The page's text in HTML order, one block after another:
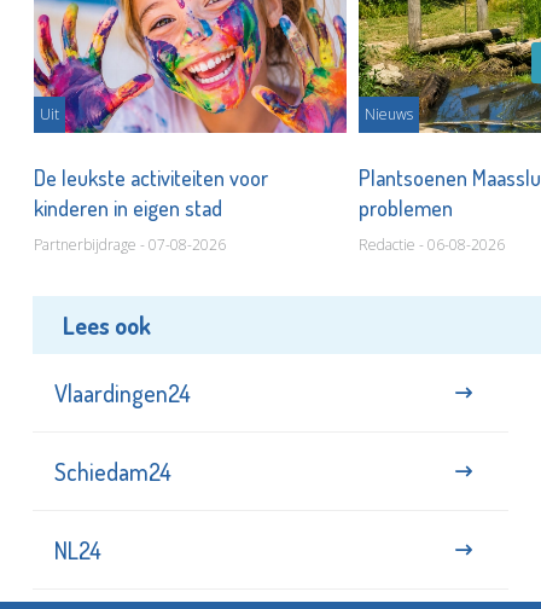
Uit
De leukste activiteiten voor
kinderen in eigen stad
Partnerbijdrage - 07-08-2026
Nieuws
Plantsoenen
problemen
Redactie - 06-08-2026
Lees ook
Vlaardingen24
Schiedam24
NL24